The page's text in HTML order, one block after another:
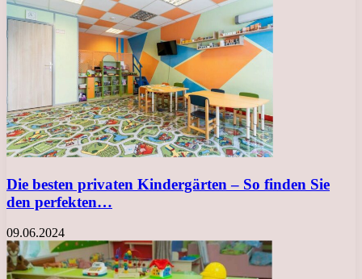
Die besten privaten Kindergärten – So finden Sie
den perfekten…
09.06.2024